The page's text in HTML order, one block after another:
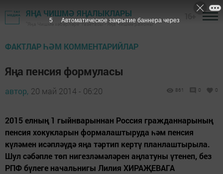
ЯҢА ЧИШМӘ ЯҢАЛЫКЛАРЫ
"Яңа Чишмә хәбәрләре" газетасы - Яңа Чишмә районы
ФАКТЛАР ҺӘМ КОММЕНТАРИЙЛАР
Яңа пенсия формуласы
автор, 20 май 2014 - 06:20 861 0 0
2015 елның 1 гыйнварыннан Россия гражданнарының
пенсия хокукларын формалаштыруда һәм пенсия
күләмен исәпләүдә яңа тәртип кертү планлаштырыла.
Шул сәбәпле төп нигезләмәләрен аңлатуны үтенеп, без
РПФ бүлеге начальнигы Лилия ХИРАҖЕВАГА
4 Автоматическое закрытие баннера через